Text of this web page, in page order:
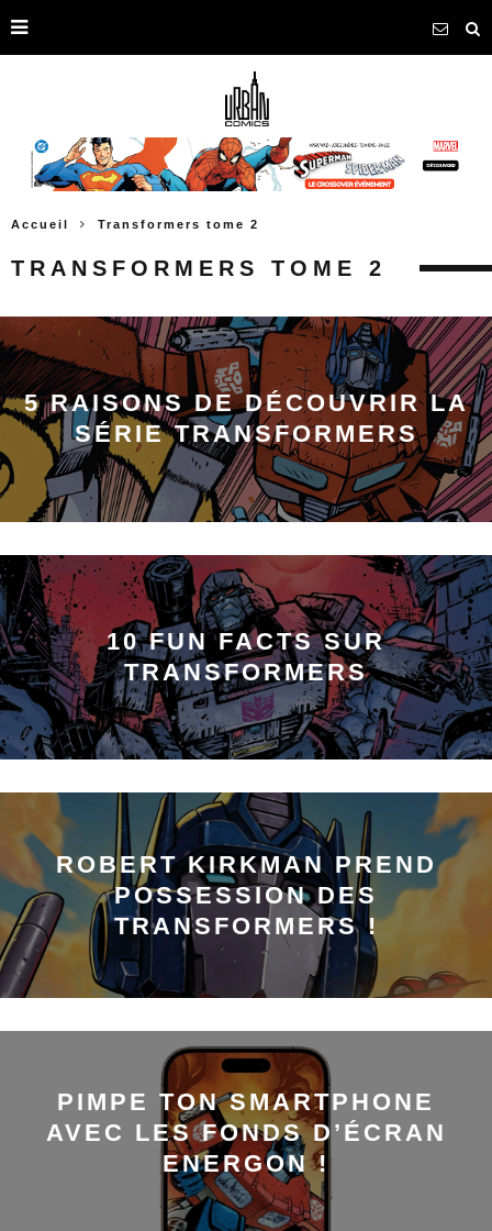
Accueil Transformers tome 2
TRANSFORMERS TOME 2
5 RAISONS DE DÉCOUVRIR LA
SÉRIE TRANSFORMERS
10 FUN FACTS SUR
TRANSFORMERS
ROBERT KIRKMAN PREND
POSSESSION DES
TRANSFORMERS !
PIMPE TON SMARTPHONE
AVEC LES FONDS D’ÉCRAN
ENERGON !